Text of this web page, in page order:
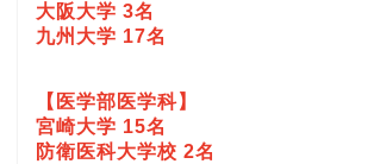
大阪大学 3名
九州大学 17名
【医学部医学科】
宮崎大学 15名
防衛医科大学校 2名